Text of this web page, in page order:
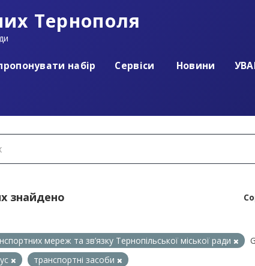
Тернополя
набір Сервіси Новини
знайдено
мереж та зв’язку Тернопільської міської ради
транспортні засоби